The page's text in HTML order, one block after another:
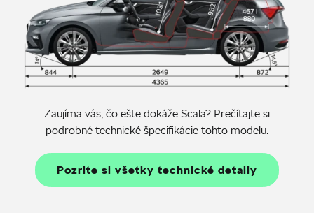
Zaujíma vás, čo ešte dokáže Scala? Prečítajte si
podrobné technické špecifikácie tohto modelu.
Pozrite si všetky technické detaily